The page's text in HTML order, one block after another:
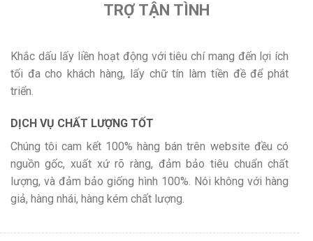
TRỢ TẬN TÌNH
Khắc dấu lấy liền hoạt động với tiêu chí mang đến lợi ích
tối đa cho khách hàng, lấy chữ tín làm tiền đề để phát
triển.
DỊCH VỤ CHẤT LƯỢNG TỐT
Chúng tôi cam kết 100% hàng bán trên website đều có
nguồn gốc, xuất xứ rõ ràng, đảm bảo tiêu chuẩn chất
lượng, và đảm bảo giống hình 100%. Nói không với hàng
giả, hàng nhái, hàng kém chất lượng.